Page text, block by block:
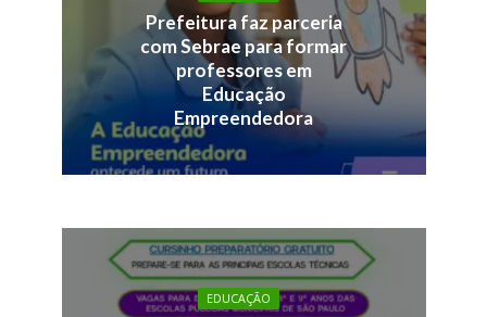
Prefeitura faz parceria
com Sebrae para formar
professores em
Educação
Empreendedora
EDUCAÇÃO